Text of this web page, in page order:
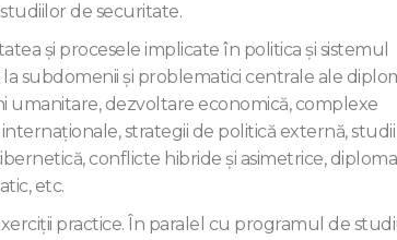
de securitate.
și procesele implicate în politica şi sistemul
subdomenii şi problematici centrale ale
umanitare, dezvoltare economică, complexe
strategii de politică externă,
conflicte hibride şi asimetrice,
etc.
practice. În paralel cu programul de